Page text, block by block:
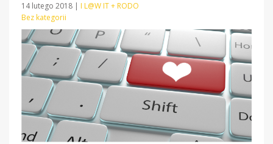
14 lutego 2018 | I L@W IT + RODO
Bez kategorii